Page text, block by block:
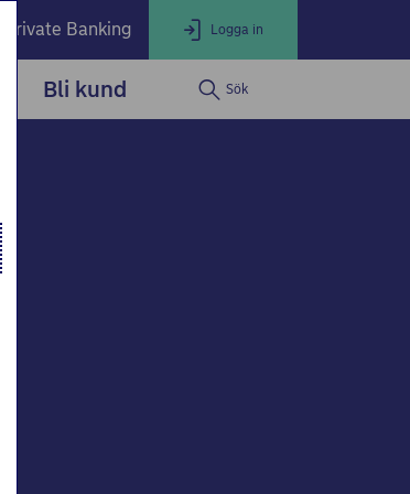
Private Banking Logga in
Bli kund Sök